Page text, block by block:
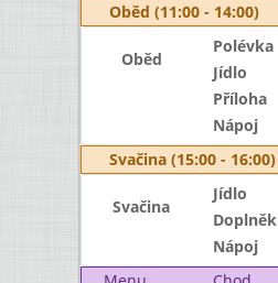
Oběd (11:00 - 14:00)
Oběd
Polévka
Jídlo
Příloha
Nápoj
Svačina (15:00 - 16:00)
Svačina
Jídlo
Doplněk
Nápoj